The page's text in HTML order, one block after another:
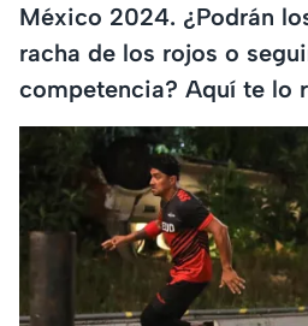
México 2024. ¿Podrán
racha de los rojos o
competencia? Aquí te lo